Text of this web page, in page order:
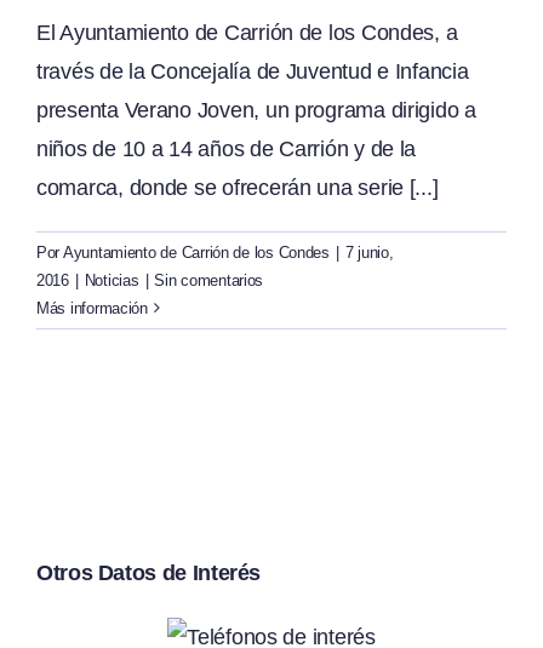
El Ayuntamiento de Carrión de los Condes, a
través de la Concejalía de Juventud e Infancia
presenta Verano Joven, un programa dirigido a
niños de 10 a 14 años de Carrión y de la
comarca, donde se ofrecerán una serie [...]
Por Ayuntamiento de Carrión de los Condes
7 junio,
2016
Noticias
Sin comentarios
Más información
Otros Datos de Interés